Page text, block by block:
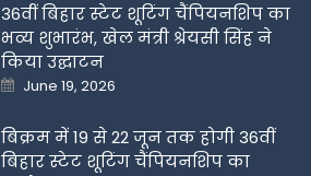
36वीं बिहार स्टेट शूटिंग चैंपियनशिप का
भव्य शुभारंभ, खेल मंत्री श्रेयसी सिंह ने
किया उद्घाटन
Posted
on
June 19, 2026
बिक्रम में 19 से 22 जून तक होगी 36वीं
बिहार स्टेट शूटिंग चैंपियनशिप का